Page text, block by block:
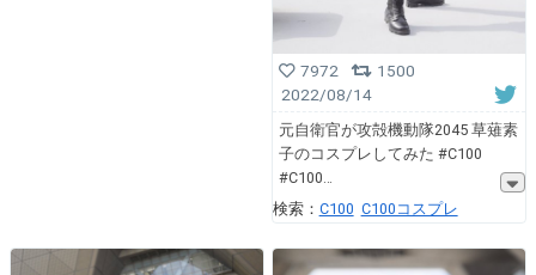
7972
1500
2022/08/14
元自衛官が攻殻機動隊2045 草薙素
子のコスプレしてみた #C100
#C100
検索： C100 C100コスプレ